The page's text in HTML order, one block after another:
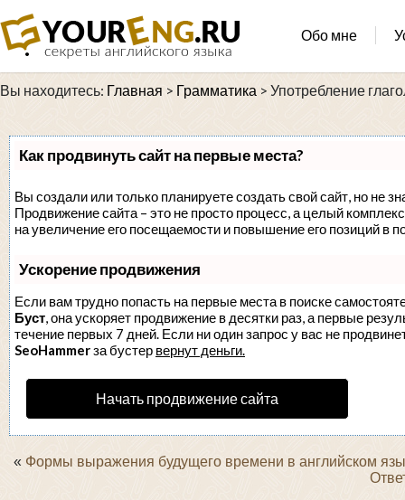
Обо мне
Вы находитесь: Главная > Грамматика > Употребление
Как продвинуть сайт на первые места?
Вы создали или только планируете создать свой сайт, но не
Продвижение сайта – это не просто процесс, а целый
на увеличение его посещаемости и повышение его позиций в
Ускорение продвижения
Если вам трудно попасть на первые места в поиске
Буст, она ускоряет продвижение в десятки раз, а первые
течение первых 7 дней. Если ни один запрос у вас не
SeoHammerза бустер вернут деньги.
Начать продвижение сайта
« Формы выражения будущего времени в английском